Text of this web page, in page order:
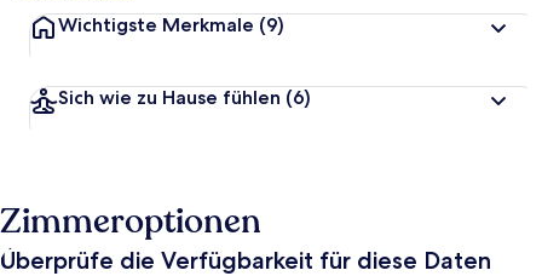
Wichtigste Merkmale (9)
Sich wie zu Hause fühlen (6)
Zimmeroptionen
Überprüfe die Verfügbarkeit für diese Daten